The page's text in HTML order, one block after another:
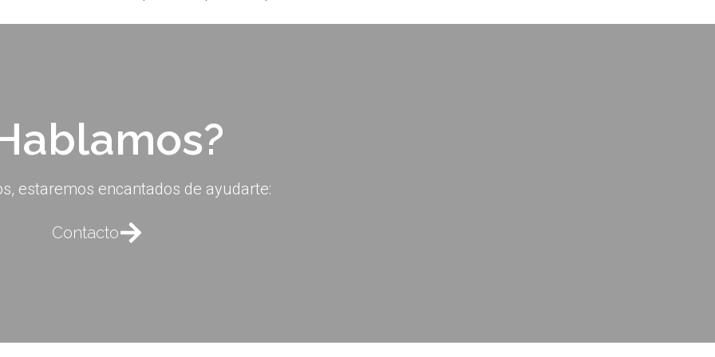
estaremos encantados de ayudarte:
Contacto